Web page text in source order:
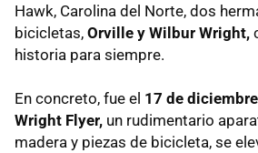
Hawk, Carolina del Norte, dos
bicicletas, Orville y Wilbur Wright,
historia para siempre.
En concreto, fue el 17 de
Wright Flyer, un rudimentario
madera y piezas de bicicleta, se